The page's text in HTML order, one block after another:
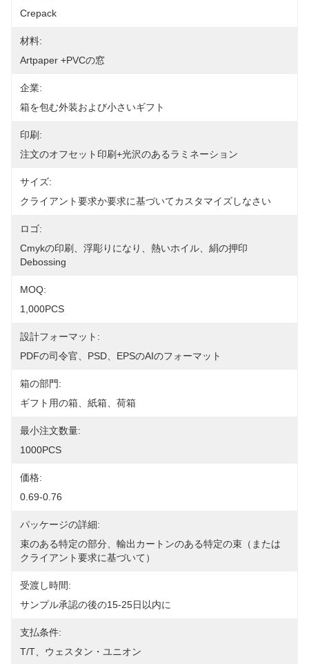
Crepack
材料:
Artpaper +PVCの窓
企業:
箱を包む外装および小さいギフト
印刷:
注文のオフセット印刷+光沢のあるラミネーション
サイズ:
クライアント要求か要求に基づいてカスタマイズしなさい
ロゴ:
Cmykの印刷、浮彫りになり、熱いホイル、絹の押印
Debossing
MOQ:
1,000PCS
設計フォーマット:
PDFの司令官、PSD、EPSのAIのフォーマット
箱の部門:
ギフト用の箱、紙箱、荷箱
最小注文数量:
1000PCS
価格:
0.69-0.76
パッケージの詳細:
束のある特定の部分、輸出カートンのある特定の束（または
クライアント要求に基づいて）
受渡し時間:
サンプル承認の後の15-25日以内に
支払条件:
T/T、ウェスタン・ユニオン